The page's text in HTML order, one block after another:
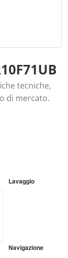
tecniche,
di mercato.